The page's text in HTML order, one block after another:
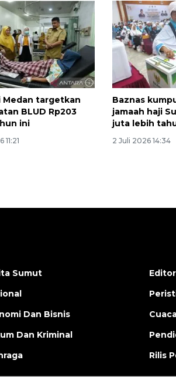
Medan targetkan
BLUD Rp203
ini
11:21
Baznas
jamaah haji
juta lebih
2 Juli 2026 14:34
Waspadai
musim kemarau
2026-08-05 12:00:00
Sumut
Dan Bisnis
Dan Kriminal
Rilis